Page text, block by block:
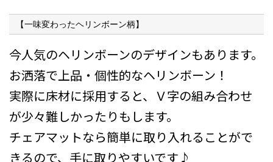
【一味変わったヘリンボーン柄】
今人気のヘリンボーンのデザインもあります。
お洒落で上品・個性的なヘリンボーン！
実際に床材に採用すると、Ｖ字の組み合わせ
が少々難しかったりもします。
チェアマットなら簡単に取り入れることがで
きるので、手に取りやすいです♪